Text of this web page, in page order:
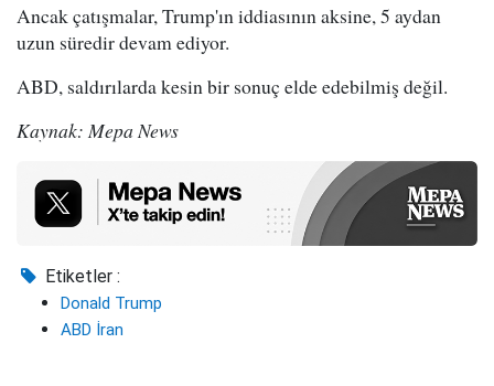
Ancak çatışmalar, Trump'ın iddiasının aksine, 5 aydan
uzun süredir devam ediyor.
ABD, saldırılarda kesin bir sonuç elde edebilmiş değil.
Kaynak: Mepa News
Etiketler :
Donald Trump
ABD İran